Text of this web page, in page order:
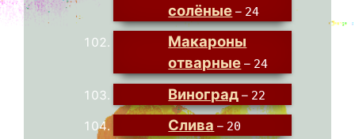
солёные – 24
Макароны
отварные – 24
Виноград – 22
Слива – 20